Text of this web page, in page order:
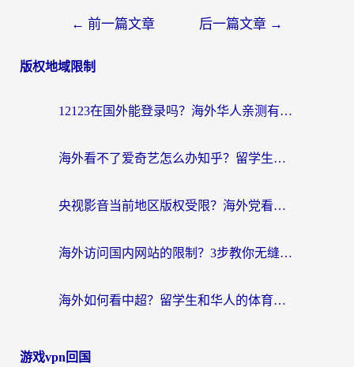
← 前一篇文章 后一篇文章 →
版权地域限制
12123在国外能登录吗？海外华人亲测有效的回国加速器选择指南
海外看不了爱奇艺怎么办知乎？留学生亲测有效的回国加速方案
央视影音当前地区版权受限？海外党看国内剧、追电视台的终极解决方案
海外访问国内网站的限制？3步教你无缝解锁国内资源（附实测最优工具）
海外如何看中超？留学生和华人的体育赛事观看终极指南（附欧洲杯奥运会观看技巧）
游戏vpn回国